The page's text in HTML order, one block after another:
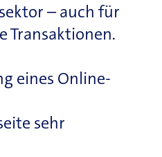
– auch für
Transaktionen.
eines Online-
sehr